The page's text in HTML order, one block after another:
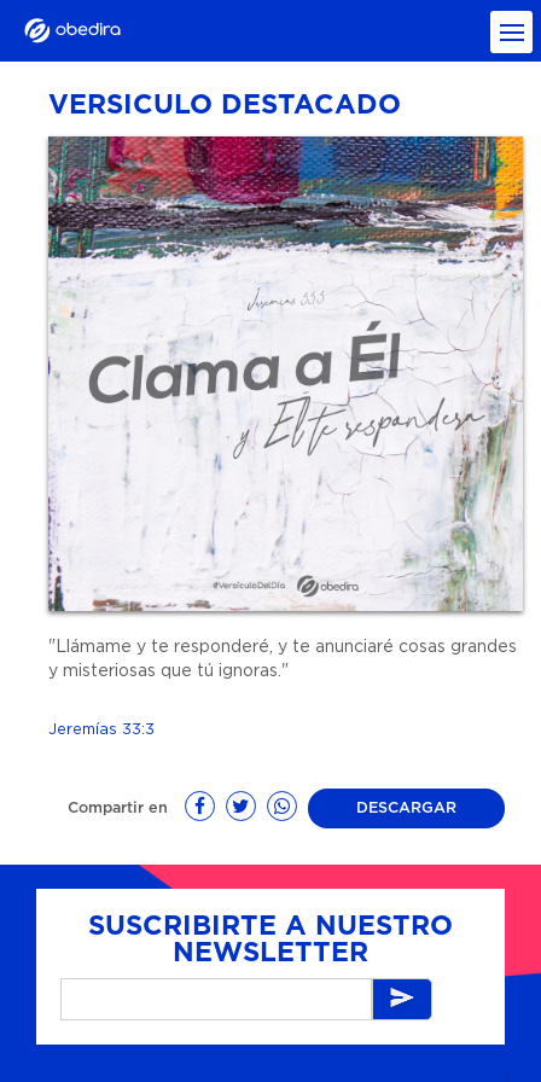
VERSICULO DESTACADO
"Llámame y te responderé, y te anunciaré cosas grandes
y misteriosas que tú ignoras."
Jeremías 33:3
Compartir en DESCARGAR
SUSCRIBIRTE A NUESTRO
NEWSLETTER